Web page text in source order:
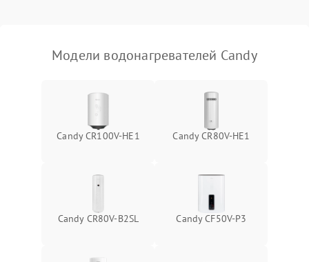
Модели водонагревателей Candy
Candy CR100V-HE1 Candy CR80V-HE1
Candy CR80V-B2SL Candy CF50V-P3